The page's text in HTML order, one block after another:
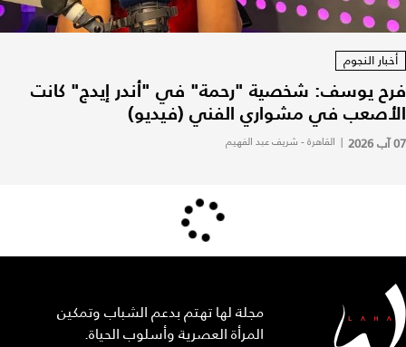
أخبار النجوم
فرح يوسف: شخصية "رحمة" في "أندر إيدج" كانت
الأصعب في مشواري الفني (فيديو)
07 آب 2026 | القاهرة - شريف عبد الفهيم
مجلة لها تهتم بدعم الشباب وتمكين
المرأة العصرية وأسلوب الحياة.